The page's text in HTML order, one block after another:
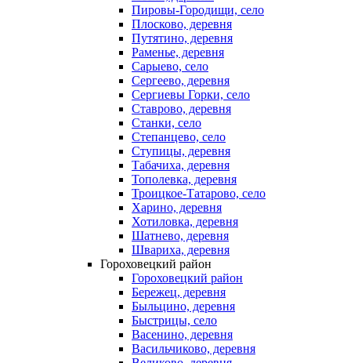
Пировы-Городищи, село
Плосково, деревня
Путятино, деревня
Раменье, деревня
Сарыево, село
Сергеево, деревня
Сергиевы Горки, село
Ставрово, деревня
Станки, село
Степанцево, село
Ступицы, деревня
Табачиха, деревня
Тополевка, деревня
Троицкое-Татарово, село
Харино, деревня
Хотиловка, деревня
Шатнево, деревня
Швариха, деревня
Гороховецкий район
Гороховецкий район
Бережец, деревня
Быльцино, деревня
Быстрицы, село
Васенино, деревня
Васильчиково, деревня